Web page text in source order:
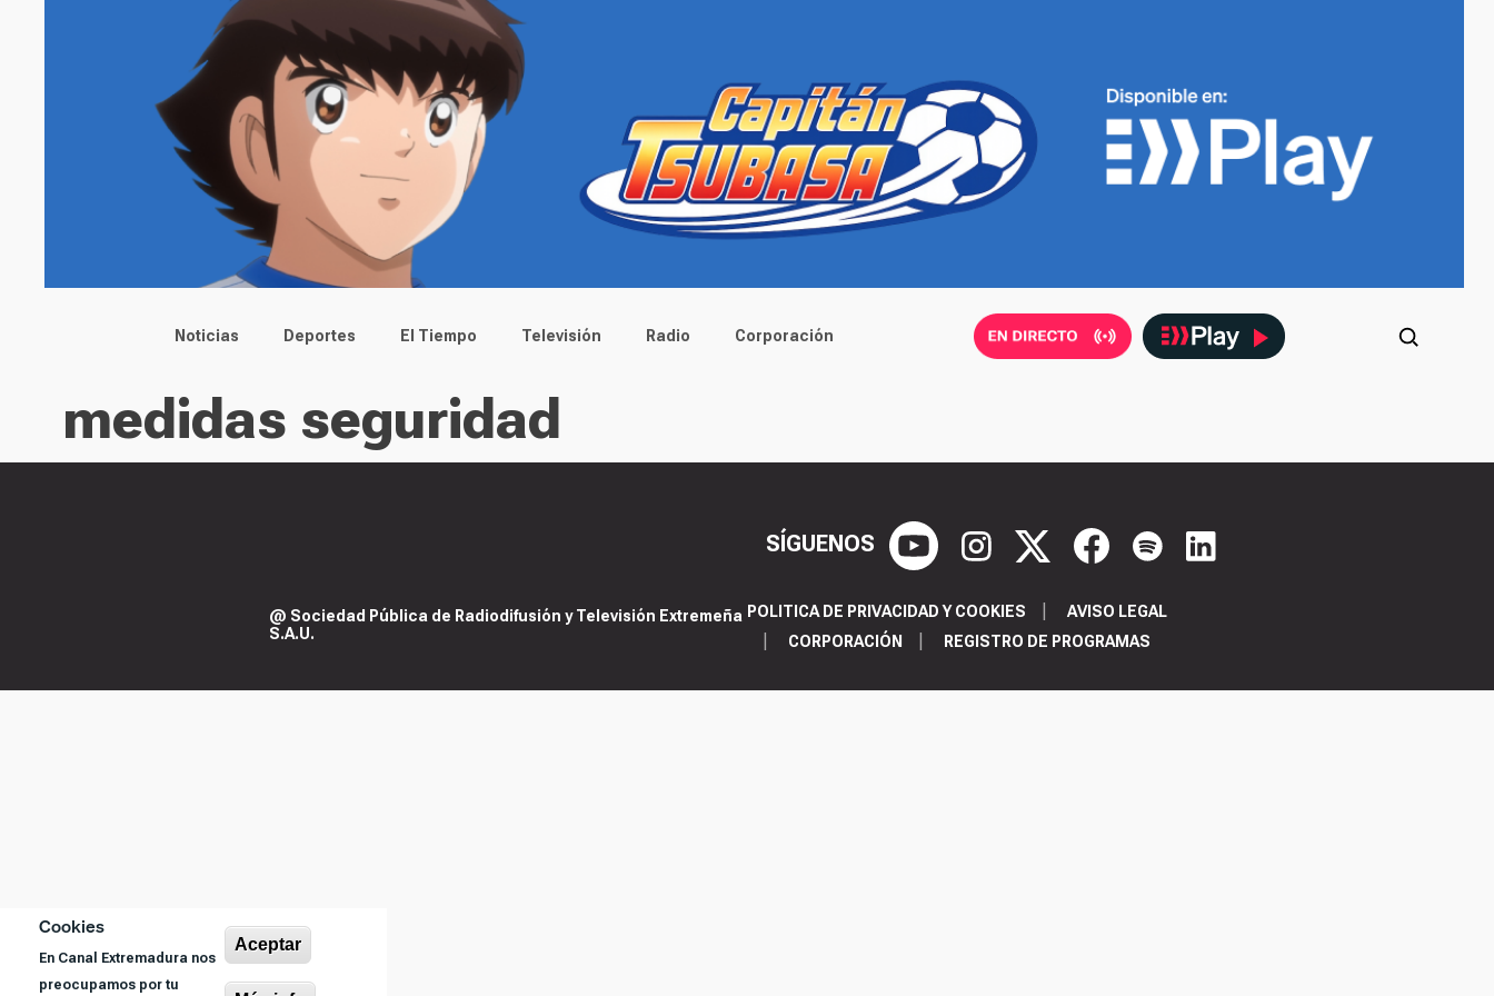
Cookies
En Canal Extremadura nos
preocupamos por tu
Aceptar
Main menu
Noticias Deportes El Tiempo Televisión Radio Corporación
medidas seguridad
SÍGUENOS
@ Sociedad Pública de Radiodifusión y Televisión Extremeña
S.A.U.
POLITICA DE PRIVACIDAD Y COOKIES
AVISO LEGAL
CORPORACIÓN
REGISTRO DE PROGRAMAS